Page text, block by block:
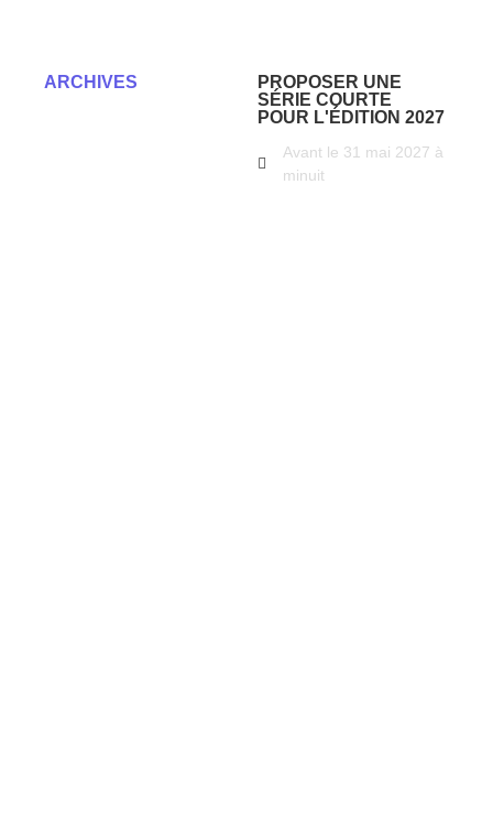
ARCHIVES
PROPOSER UNE
SÉRIE COURTE
POUR L'ÉDITION 2027
Avant le 31 mai 2027 à
minuit